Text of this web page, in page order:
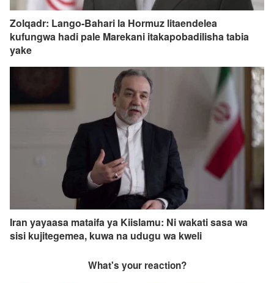
Zolqadr: Lango-Bahari la Hormuz litaendelea
kufungwa hadi pale Marekani itakapobadilisha tabia
yake
Iran yayaasa mataifa ya Kiislamu: Ni wakati sasa wa
sisi kujitegemea, kuwa na udugu wa kweli